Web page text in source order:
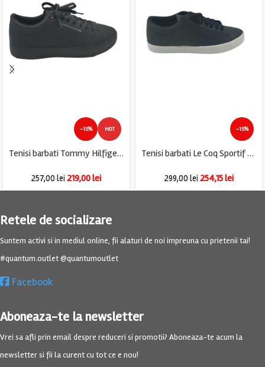
-15% HOT
Tenisi barbati Tommy Hilfiger, 45, imitatie de piele, negru
257,00lei219,00lei
-15%
Tenisi barbati Le Coq Sportif Zepp imitatie de piele , piele , bleumarin
299,00lei 254,15lei
Retele de socializare
Suntem activi si in mediul online, fii alaturi de noi impreuna cu prietenii tai!
#quantum.outlet @quantumoutlet
Facebook
Aboneaza-te la newsletter
Vrei sa afli prin email despre reduceri si promotii? Aboneaza-te acum la
newsletter si fii la curent cu tot ce e nou!